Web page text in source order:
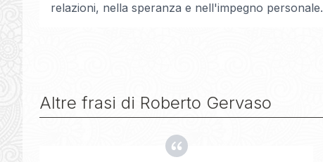
relazioni, nella speranza e nell'impegno personale.
Altre frasi di Roberto Gervaso